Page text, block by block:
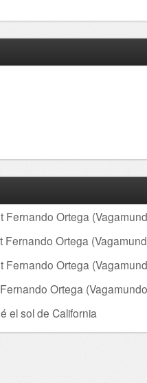
Fernando Ortega
Fernando Ortega
Fernando Ortega
Ortega
el sol de California